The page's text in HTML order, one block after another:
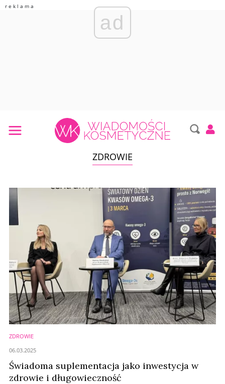
ad
ZDROWIE
ZDROWIE
Świadoma suplementacja jako inwestycja w
zdrowie i długowieczność
06.03.2025